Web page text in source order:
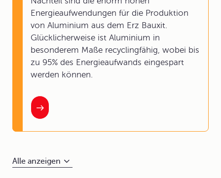
Energieaufwendungen für die Produktion
von Aluminium aus dem Erz Bauxit.
Glücklicherweise ist Aluminium in
besonderem Maße recyclingfähig, wobei bis
zu 95% des Energieaufwands eingespart
werden können.
Alle anzeigen